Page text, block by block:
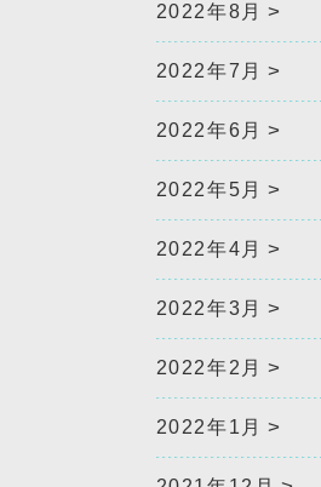
2022年8月
2022年7月
2022年6月
2022年5月
2022年4月
2022年3月
2022年2月
2022年1月